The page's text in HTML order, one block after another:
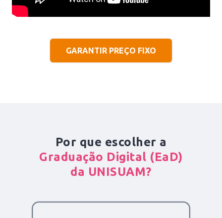
GARANTIR PREÇO FIXO
Por que escolher a
Graduação Digital (EaD)
da UNISUAM?